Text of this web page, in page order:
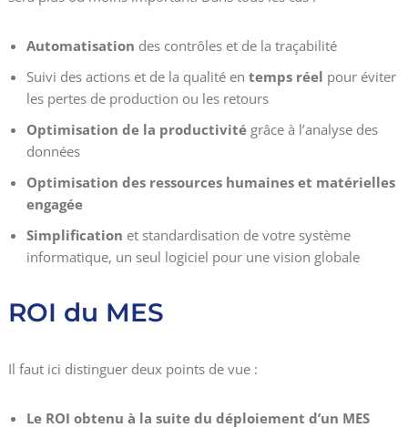
Automatisation des contrôles et de la traçabilité
Suivi des actions et de la qualité en temps réel pour éviter
les pertes de production ou les retours
Optimisation de la productivitégrâce à l’analyse des
données
Optimisation des ressources humaines et matérielles
engagée
Simplification et standardisation de votre système
informatique, un seul logiciel pour une vision globale
ROI du MES
Il faut ici distinguer deux points de vue :
Le ROI obtenu à la suite du déploiement d’un MES